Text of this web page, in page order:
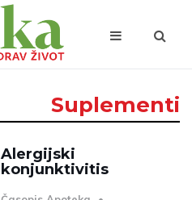
Suplementi
Alergijski
konjunktivitis